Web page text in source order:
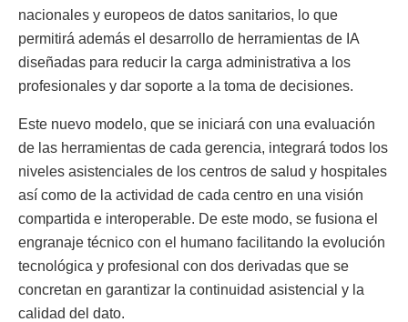
nacionales y europeos de datos sanitarios, lo que
permitirá además el desarrollo de herramientas de IA
diseñadas para reducir la carga administrativa a los
profesionales y dar soporte a la toma de decisiones.
Este nuevo modelo, que se iniciará con una evaluación
de las herramientas de cada gerencia, integrará todos los
niveles asistenciales de los centros de salud y hospitales
así como de la actividad de cada centro en una visión
compartida e interoperable. De este modo, se fusiona el
engranaje técnico con el humano facilitando la evolución
tecnológica y profesional con dos derivadas que se
concretan en garantizar la continuidad asistencial y la
calidad del dato.